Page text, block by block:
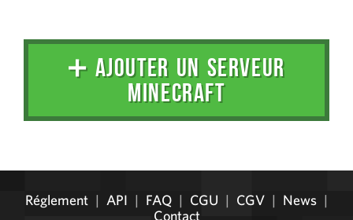
➕ AJOUTER UN SERVEUR
MINECRAFT
Réglement | API | FAQ | CGU | CGV | News |
Contact